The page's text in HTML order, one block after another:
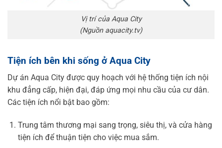
Vị trí của Aqua City
(Nguồn aquacity.tv)
Tiện ích bên khi sống ở Aqua City
Dự án Aqua City được quy hoạch với hệ thống tiện ích nội
khu đẳng cấp, hiện đại, đáp ứng mọi nhu cầu của cư dân.
Các tiện ích nổi bật bao gồm:
Trung tâm thương mại sang trọng, siêu thị, và cửa hàng
tiện ích để thuận tiện cho việc mua sắm.